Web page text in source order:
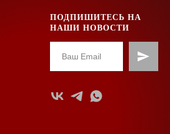
ПОДПИШИТЕСЬ НА
НАШИ НОВОСТИ